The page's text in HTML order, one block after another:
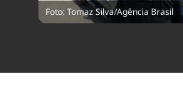
Foto: Tomaz Silva/Agência Brasil